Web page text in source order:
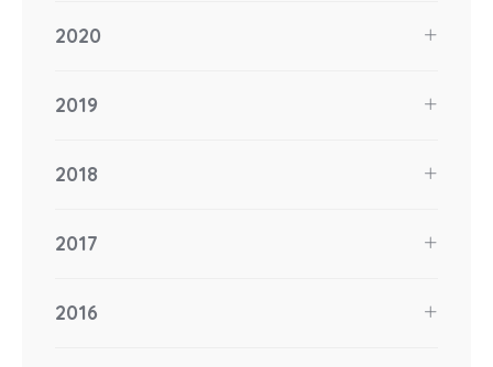
2020
2019
2018
2017
2016